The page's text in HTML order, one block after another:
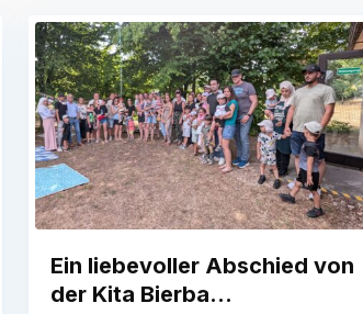
Ein liebevoller Abschied von
der Kita Bierba...